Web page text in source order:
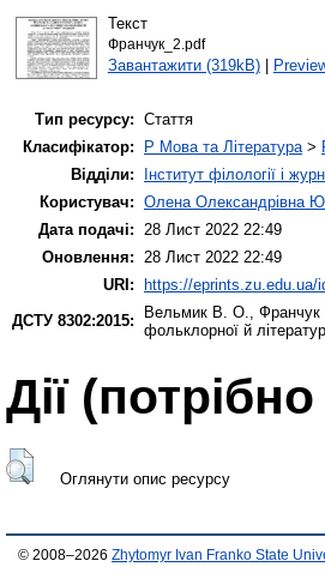
Текст
Франчук_2.pdf
Завантажити (319kB)|
Тип ресурсу: Стаття
Класифікатор:
P Мова та Література>
Відділи:
Інститут філології і
Користувач: Олена Олександрівна
Дата подачі: 28 Лист 2022 22:49
Оновлення: 28 Лист 2022 22:49
URI:
https://eprints.zu.edu.ua/
ДСТУ 8302:2015:
Вельмик В. О.,
фольклорної й
Дії
Оглянути опис ресурсу
© 2008–2026 Zhytomyr Ivan Franko State